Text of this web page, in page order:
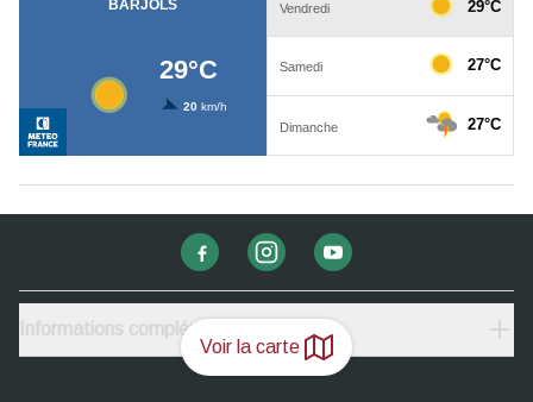
Voir la carte
Informations complémentaires